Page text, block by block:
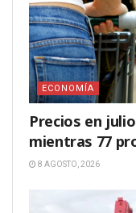
ECONOMÍA
Precios en
mientras 77
8 AGOSTO, 2026